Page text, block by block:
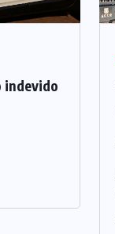
indevido